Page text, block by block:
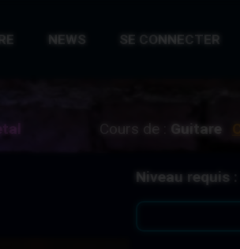
NEWS SE CONNECTER
Cours de : Guitare
Niveau requis :